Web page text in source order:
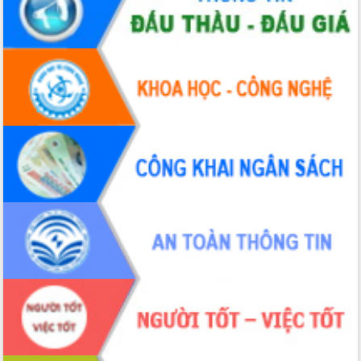
Lắk
Khơi thông điểm nghẽn, đẩy nhanh
giải ngân vốn khắc phục thiên tai
HĐND tỉnh thông qua điều chỉnh Quy
hoạch tỉnh thời kỳ 2021-2030
Hội thảo góp ý hồ sơ điều chỉnh quy
hoạch tỉnh Đắk Lắk thời kỳ 2021-2030,
tầm nhìn đến năm 2050
Nâng cao hiệu quả hoạt động của các
doanh nghiệp nhà nước
Hội nghị triển khai kết nối mạng
truyền số liệu chuyên dùng phục vụ cơ
quan Đảng, Nhà nước
Lễ phát động chuỗi hoạt động chung
tay làm sạch môi trường
Xã Ea Kar bước chuyển mình trong
công tác cải cách hành chính mô hình
mới
UBND tỉnh họp báo định kỳ tháng 4
năm 2026